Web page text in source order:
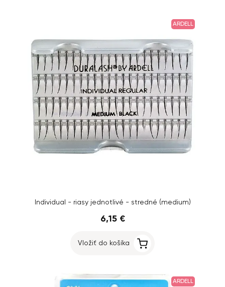
ARDELL
Individual - riasy jednotlivé - stredné (medium)
6,15 €
Vložiť do košíka
ARDELL